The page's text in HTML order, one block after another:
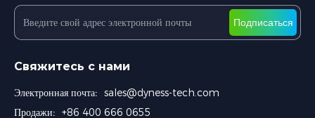
Подписаться
Свяжитесь с нами
Электронная почта: sales@dyness-tech.com
Продажи: +86 400 666 0655